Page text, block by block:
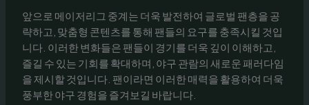
앞으로 메이저리그 중계는 더욱 발전하여 글로벌 팬층을 공
략하고, 맞춤형 콘텐츠를 통해 팬들의 요구를 충족시킬 것입
니다. 이러한 변화들은 팬들이 경기를 더욱 깊이 이해하고,
즐길 수 있는 기회를 확대하며, 야구 관람의 새로운 패러다임
을 제시할 것입니다. 팬이라면 이러한 매력을 활용하여 더욱
풍부한 야구 경험을 즐겨보길 바랍니다.